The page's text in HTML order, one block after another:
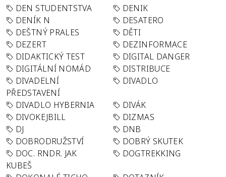
DEN STUDENTSTVA
DENIK
DENÍK N
DESATERO
DEŠTNÝ PRALES
DĚTI
DEZERT
DEZINFORMACE
DIDAKTICKÝ TEST
DIGITAL DANGER
DIGITÁLNÍ NOMÁD
DISTRIBUCE
DIVADELNÍ
PŘEDSTAVENÍ
DIVADLO
DIVADLO HYBERNIA
DIVÁK
DIVOKEJBILL
DIZMAS
DJ
DNB
DOBRODRUŽSTVÍ
DOBRÝ SKUTEK
DOC. RNDR. JAK
KUBEŠ
DOGTREKKING